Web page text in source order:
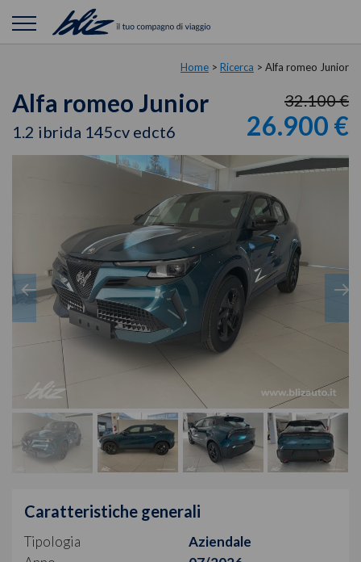
Home > Ricerca > Alfa romeo Junior
Alfa romeo Junior
1.2 ibrida 145cv edct6
32.100 €
26.900 €
Caratteristiche generali
Tipologia
Aziendale